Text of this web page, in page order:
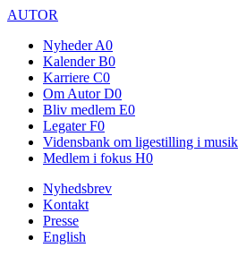
AUTOR
Nyheder A0
Kalender B0
Karriere C0
Om Autor D0
Bliv medlem E0
Legater F0
Vidensbank om ligestilling i
Medlem i fokus H0
Nyhedsbrev
Kontakt
Presse
English